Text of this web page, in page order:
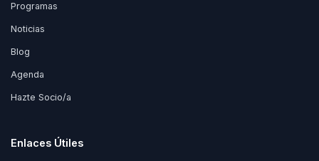
Programas
Noticias
Blog
Agenda
Hazte Socio/a
Enlaces Útiles